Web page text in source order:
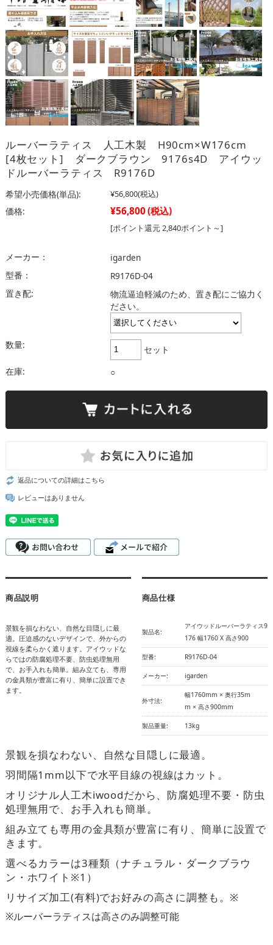
ルーバーラティス 人工木製 H90cm×W176cm
[4枚セット] ダークブラウン 9176s4D アイウッ
ドルーバーラティス R9176D
希望小売価格(単品): ¥56,800(税込)
価格: ¥56,800(税込)
[ポイント還元 2,840ポイント～]
メーカー：
igarden
型番：
R9176D-04
置き配:
物流逼迫軽減のため、置き配にご協力く
ださい。
数量:
セット
在庫:
○
返品についての詳細はこちら
レビューはありません
商品説明
景観を損なわない、自然な目隠しに最
適。圧迫感のないデザインで、外からの
視線を柔らかく遮ります。アイウッドな
らではの防腐処理不要、防虫処理無用
で、お手入れも簡単。組み立ても、専用
の金具類が豊富に有り、簡単に設置でき
ます。
商品仕様
製品名:
アイウッドルーバーラティス9
176 幅1760 X 高さ900
型番: R9176D-04
メーカー: igarden
外寸法:
幅1760mm × 奥行35m
m × 高さ900mm
製品重量: 13kg
景観を損なわない、自然な目隠しに最適。
羽間隔1mm以下で水平目線の視線はカット。
オリジナル人工木iwoodだから、防腐処理不要・防虫
処理無用で、お手入れも簡単。
組み立ても専用の金具類が豊富に有り、簡単に設置で
きます。
選べるカラーは3種類（ナチュラル・ダークブラウ
ン・ホワイト※1）
リサイズ加工(有料)でお好みの高さに調整も。※
※ルーバーラティスは高さのみ調整可能